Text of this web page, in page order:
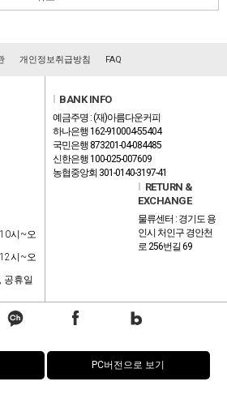
개인정보취급방침 FAQ
시~오
시~오
공휴일
BANK INFO
예금주명 : (재)아름다운커피
하나은행 162-910004-55404
국민은행 873201-04-084485
신한은행 100-025-007609
농협중앙회 301-0140-3197-41
RETURN &
EXCHANGE
물류센터 : 경기도 용
인시 처인구 경안천
로 256번길 69
PC버전으로 보기